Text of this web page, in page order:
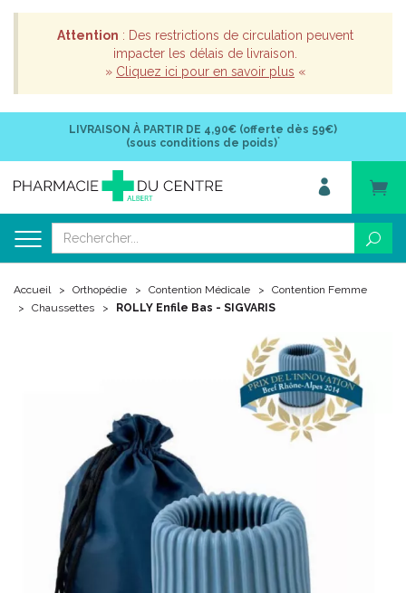
Attention : Des restrictions de circulation peuvent
impacter les délais de livraison.
» Cliquez ici pour en savoir plus «
LIVRAISON À PARTIR DE 4,90€ (offerte dès 59€)
(sous conditions de poids)*
Accueil Orthopédie Contention Médicale
Contention Femme
Chaussettes
ROLLY Enfile Bas - SIGVARIS